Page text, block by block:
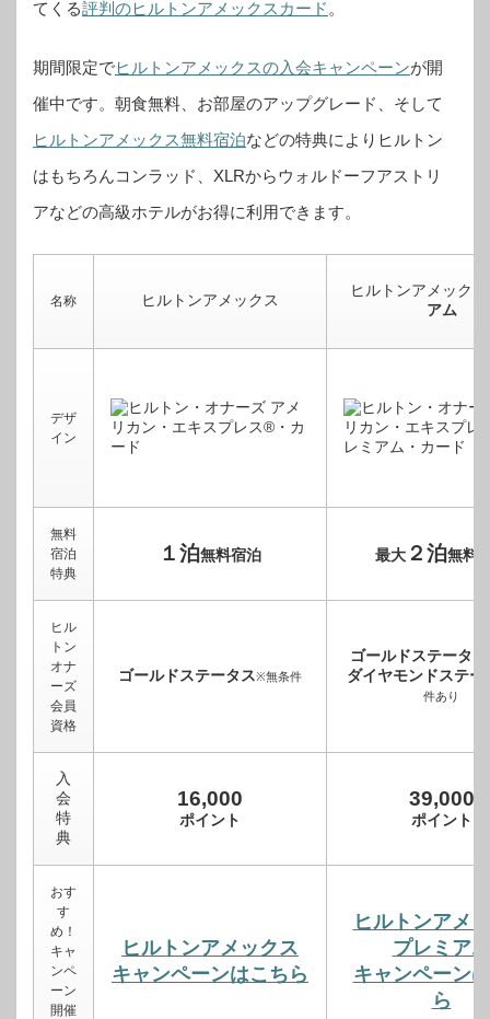
てくる評判のヒルトンアメックスカード 。
期間限定でヒルトンアメックスの入会キャンペーンが開
催中です。 朝食無料、お部屋のアップグレード、そして
ヒルトンアメックス無料宿泊などの特典によりヒルトン
はもちろんコンラッド、XLRからウォルドーフアストリ
アなどの高級ホテルがお得に利用できます。
名称 ヒルトンアメックス
ヒルトンアメックス
アム
デザ
イン
無料
宿泊
特典
１泊無料宿泊 最大２泊無料
ヒル
トン
オナ
ーズ
会員
資格
ゴールドステータス※無条件
ゴールドステータス
ダイヤモンドステー
件あり
入
会
特
典
16,000
ポイント
39,000
ポイント
おす
す
め！
キャ
ンペ
ーン
開催
ヒルトンアメックス
キャンペーンはこちら
ヒルトンアメ
プレミアム
キャンペーン
ら